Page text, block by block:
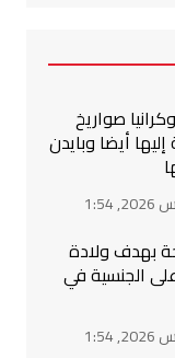
صواريخ
أيضا وبايدن
بهدف ولادة
الجنسية في